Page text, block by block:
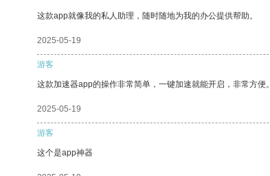
这款app就像我的私人助理，随时随地为我的办公提供帮助。
2025-05-19
游客
这款加速器app的操作非常简单，一键加速就能开启，非常方便。
2025-05-19
游客
这个是app神器